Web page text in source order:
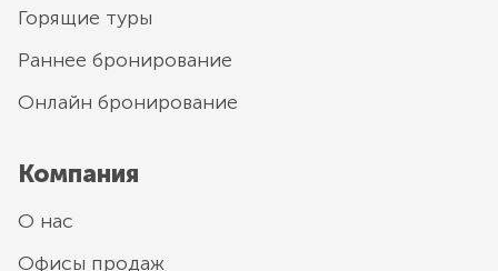
Горящие туры
Раннее бронирование
Онлайн бронирование
Компания
О нас
Офисы продаж